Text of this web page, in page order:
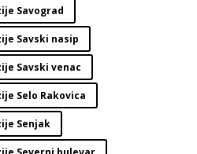
Savograd
Savski nasip
Savski venac
Selo Rakovica
Senjak